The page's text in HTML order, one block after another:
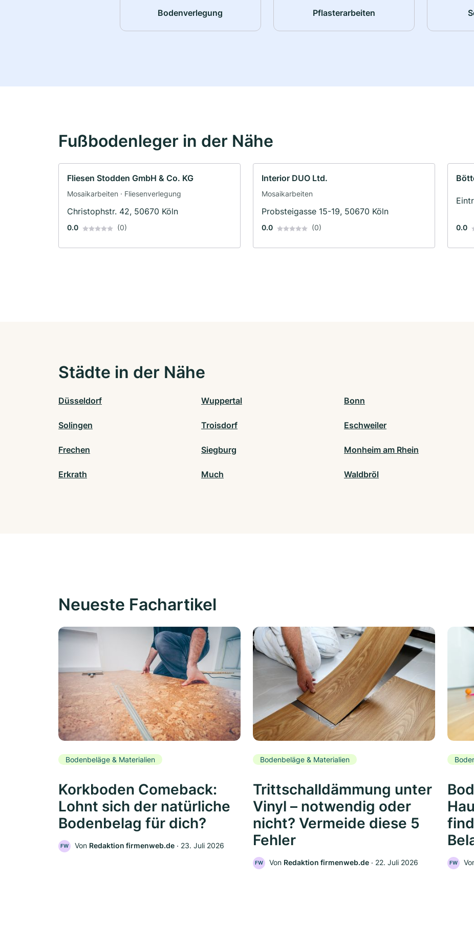
Bodenverlegung Pflasterarbeiten
Fußbodenleger in der Nähe
Fliesen Stodden GmbH & Co. KG
Mosaikarbeiten · Fliesenverlegung
Christophstr. 42, 50670 Köln
0.0 (0)
Interior DUO Ltd.
Mosaikarbeiten
Probsteigasse 15-19, 50670 Köln
0.0 (0) 0.0
Städte in der Nähe
Düsseldorf Wuppertal Bonn
Solingen Troisdorf Eschweiler
Frechen Siegburg Monheim am Rhein
Erkrath Much Waldbröl
Neueste Fachartikel
Bodenbeläge & Materialien
Korkboden Comeback:
Lohnt sich der natürliche
Bodenbelag für dich?
FW Von Redaktion firmenweb.de ‧ 23. Juli 2026
Bodenbeläge & Materialien
Trittschalldämmung unter
Vinyl – notwendig oder
nicht? Vermeide diese 5
Fehler
FW Von Redaktion firmenweb.de ‧ 22. Juli 2026 FW